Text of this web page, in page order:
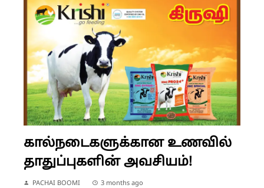
கால்நடைகளுக்கான உணவில்
தாதுப்புகளின் அவசியம்!
PACHAI BOOMI 3 months ago